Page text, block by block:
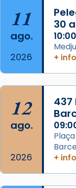
partir de
que les
Semproniana
eterna”) són
frare Joan
que les
Mataró en
Foto
View on Facebook ·
11
ago.
2026
30
10:00
+ info
12
ago.
2026
437
+ info